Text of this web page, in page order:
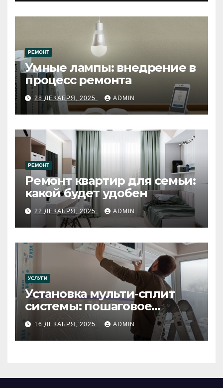
РЕМОНТ
Умные лампы: внедрение в
процесс ремонта
28 ДЕКАБРЯ, 2025 ADMIN
РЕМОНТ
Ремонт квартир для семьи:
какой будет удобен
22 ДЕКАБРЯ, 2025 ADMIN
УСЛУГИ
Установка мульти-сплит
системы: пошаговое
руководство
16 ДЕКАБРЯ, 2025 ADMIN